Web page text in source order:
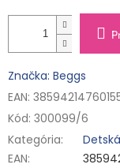
Značka: Beggs
EAN:
Kód: 300099/6
Kategória:
EAN: